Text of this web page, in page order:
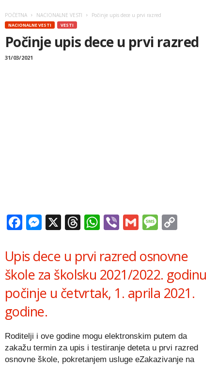
POČETNA NACIONALNE VESTI Počinje upis dece u prvi razred
NACIONALNE VESTI VESTI
Počinje upis dece u prvi razred
31/03/2021
Facebook
Messenger
X Threads
WhatsApp
ViberGmail
Upis dece u prvi razred osnovne
škole za školsku 2021/2022. godinu
počinje u četvrtak, 1. aprila 2021.
godine.
Roditelji i ove godine mogu elektronskim putem da
zakažu termin za upis i testiranje deteta u prvi razred
osnovne škole, pokretanjem usluge eZakazivanje na